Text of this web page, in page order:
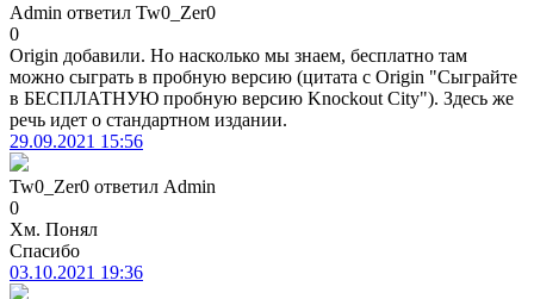
Admin ответил Tw0_Zer0
0
Origin добавили. Но насколько мы знаем, бесплатно там
можно сыграть в пробную версию (цитата с Origin "Сыграйте
в БЕСПЛАТНУЮ пробную версию Knockout City"). Здесь же
речь идет о стандартном издании.
29.09.2021 15:56
Tw0_Zer0 ответил Admin
0
Хм. Понял
Спасибо
03.10.2021 19:36